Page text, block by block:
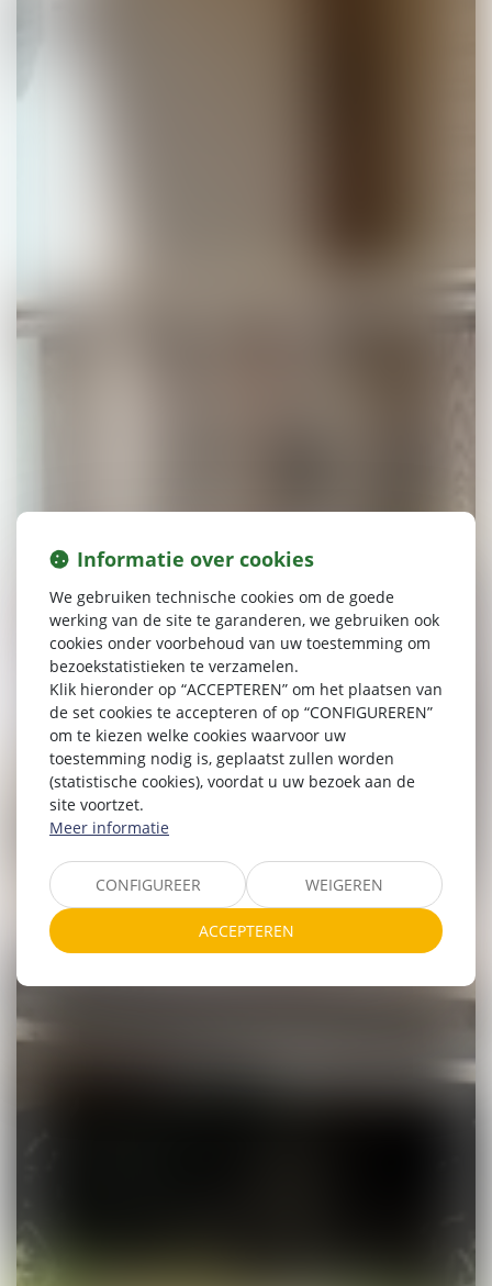
Informatie over cookies
We gebruiken technische cookies om de goede
werking van de site te garanderen, we gebruiken ook
cookies onder voorbehoud van uw toestemming om
bezoekstatistieken te verzamelen.
Klik hieronder op “ACCEPTEREN” om het plaatsen van
de set cookies te accepteren of op “CONFIGUREREN”
om te kiezen welke cookies waarvoor uw
toestemming nodig is, geplaatst zullen worden
(statistische cookies), voordat u uw bezoek aan de
site voortzet.
Meer informatie
CONFIGUREER WEIGEREN
ACCEPTEREN